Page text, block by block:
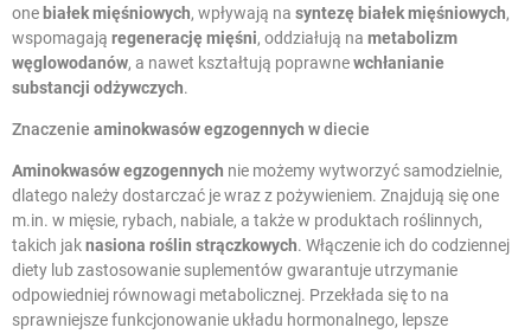
one białek mięśniowych, wpływają na syntezę białek mięśniowych,
wspomagają regenerację mięśni, oddziałują na metabolizm
węglowodanów, a nawet kształtują poprawnewchłanianie
substancji odżywczych.
Znaczenie aminokwasów egzogennych w diecie
Aminokwasów egzogennych nie możemy wytworzyć samodzielnie,
dlatego należy dostarczać je wraz z pożywieniem. Znajdują się one
m.in. w mięsie, rybach, nabiale, a także w produktach roślinnych,
takich jaknasiona roślin strączkowych. Włączenie ich do codziennej
diety lub zastosowanie suplementów gwarantuje utrzymanie
odpowiedniej równowagi metabolicznej. Przekłada się to na
sprawniejsze funkcjonowanie układu hormonalnego, lepsze